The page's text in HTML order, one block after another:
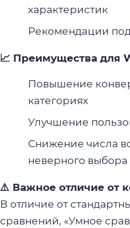
характеристик
Рекомендации
📈 Преимущества для
Повышение
категориях
Улучшение
Снижение числа
неверного выбора
⚠️ Важное отличие от
В отличие от
сравнений, «Умное